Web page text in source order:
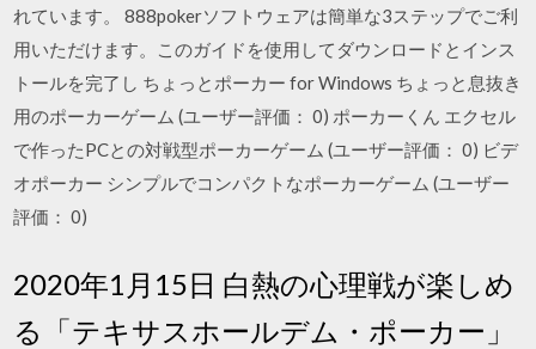
れています。 888pokerソフトウェアは簡単な3ステップでご利
用いただけます。このガイドを使用してダウンロードとインス
トールを完了し ちょっとポーカー for Windows ちょっと息抜き
用のポーカーゲーム (ユーザー評価： 0) ポーカーくん エクセル
で作ったPCとの対戦型ポーカーゲーム (ユーザー評価： 0) ビデ
オポーカー シンプルでコンパクトなポーカーゲーム (ユーザー
評価： 0)
2020年1月15日 白熱の心理戦が楽しめ
る「テキサスホールデム・ポーカー」